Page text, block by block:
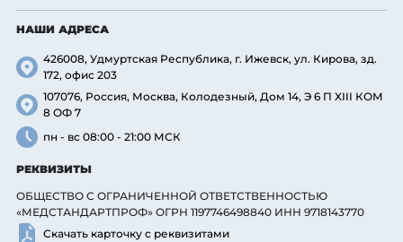
НАШИ АДРЕСА
426008, Удмуртская Республика, г. Ижевск, ул. Кирова, зд.
172, офис 203
107076, Россия, Москва, Колодезный, Дом 14, Э 6 П XIII КОМ
8 ОФ 7
пн - вс 08:00 - 21:00 МСК
РЕКВИЗИТЫ
ОБЩЕСТВО С ОГРАНИЧЕННОЙ ОТВЕТСТВЕННОСТЬЮ
«МЕДСТАНДАРТПРОФ» ОГРН 1197746498840 ИНН 9718143770
Скачать карточку с реквизитами